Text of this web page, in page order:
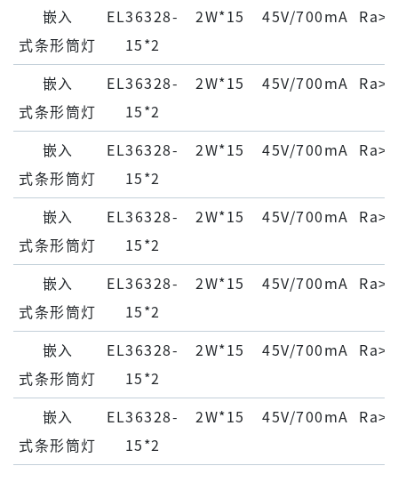
嵌⼊
式条形筒灯
EL36328-
15*2
2W*15 45V/700mA
嵌⼊
式条形筒灯
EL36328-
15*2
2W*15 45V/700mA
嵌⼊
式条形筒灯
EL36328-
15*2
2W*15 45V/700mA
嵌⼊
式条形筒灯
EL36328-
15*2
2W*15 45V/700mA
嵌⼊
式条形筒灯
EL36328-
15*2
2W*15 45V/700mA
嵌⼊
式条形筒灯
EL36328-
15*2
2W*15 45V/700mA
嵌⼊
式条形筒灯
EL36328-
15*2
2W*15 45V/700mA